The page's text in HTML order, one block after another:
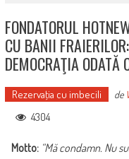
FONDATORUL
CU BANII
DEMOCRAŢIA ODATĂ
Rezervaţia cu imbecili de
4304
Motto: “Mă condamn. Nu